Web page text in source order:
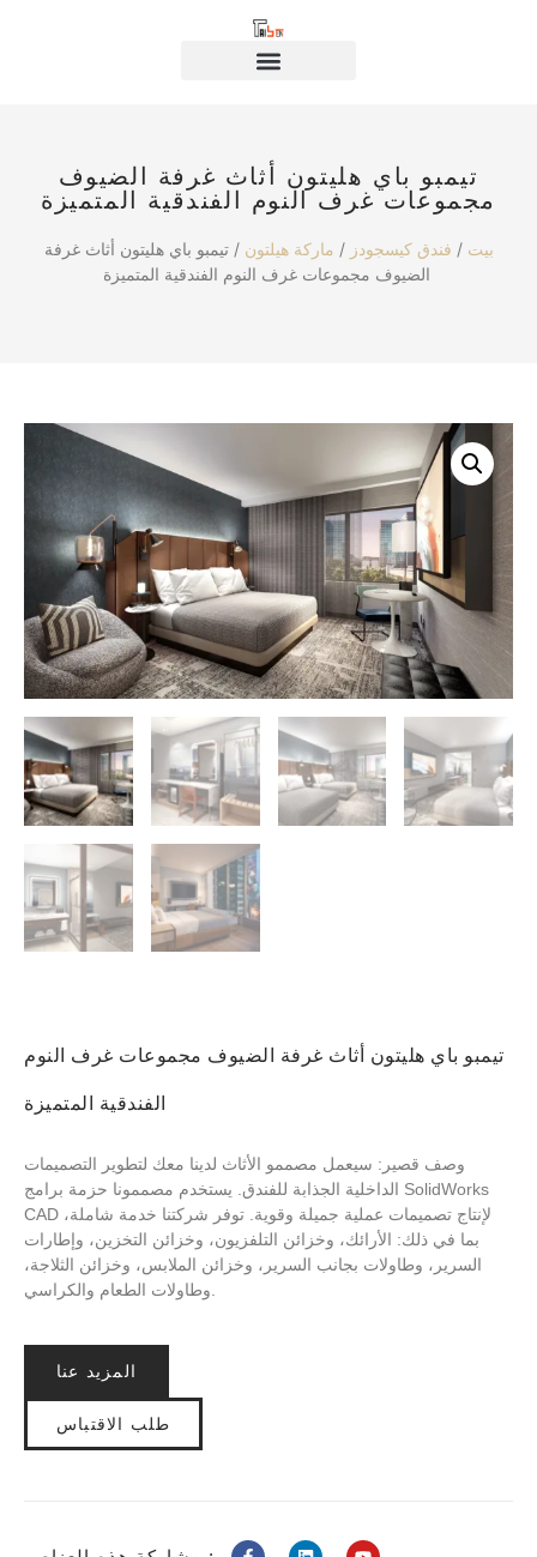
تيمبو باي هليتون أثاث غرفة الضيوف
مجموعات غرف النوم الفندقية المتميزة
بيت / فندق كيسجودز / ماركة هيلتون / تيمبو باي هليتون أثاث غرفة
تيمبو باي هليتون أثاث غرفة الضيوف مجموعات غرف النوم
الفندقية المتميزة
وصف قصير: سيعمل مصممو الأثاث لدينا معك لتطوير التصميمات
الداخلية الجذابة للفندق. يستخدم مصممونا حزمة برامج SolidWorks
CAD لإنتاج تصميمات عملية جميلة وقوية. توفر شركتنا خدمة شاملة،
بما في ذلك: الأرائك، وخزائن التلفزيون، وخزائن التخزين، وإطارات
السرير، وطاولات بجانب السرير، وخزائن الملابس، وخزائن الثلاجة،
وطاولات الطعام والكراسي.
المزيد عنا
طلب الاقتباس